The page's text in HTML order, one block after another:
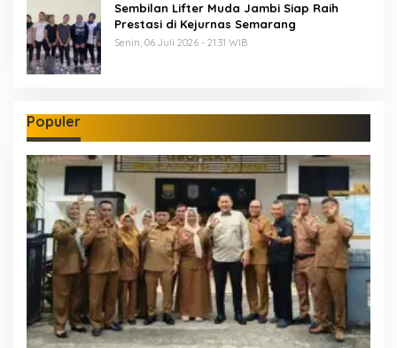
Sembilan Lifter Muda Jambi Siap Raih
Prestasi di Kejurnas Semarang
Senin, 06 Juli 2026 - 21:31 WIB
Populer